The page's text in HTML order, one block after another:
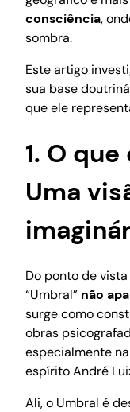
consciência,
sombra.
Este artigo
sua base
que ele
1. O
Uma
Do ponto de
“Umbral” não
surge como
obras
especialmente
espírito André
Ali, o Umbral é